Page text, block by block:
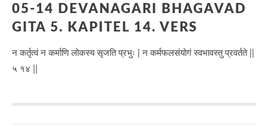
05-14 DEVANAGARI BHAGAVAD
GITA 5. KAPITEL 14. VERS
न कर्तृत्वं न कर्माणि लोकस्य सृजति प्रभुः | न कर्मफलसंयोगं स्वभावस्तु प्रवर्तते ||
५ १४ ||